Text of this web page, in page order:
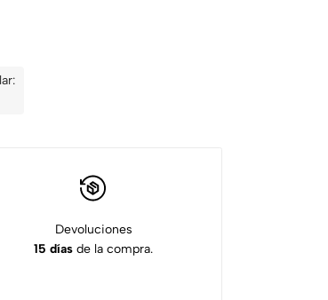
Devoluciones
15 días de la compra.